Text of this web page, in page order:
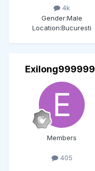
4k
Gender:Male
Location:Bucuresti
Exilong999999
Members
405